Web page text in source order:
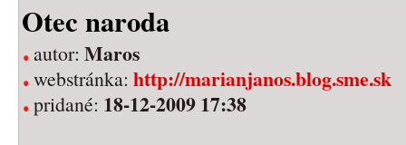
Otec naroda
autor: Maros
webstránka: http://marianjanos.blog.sme.sk
pridané: 18-12-2009 17:38